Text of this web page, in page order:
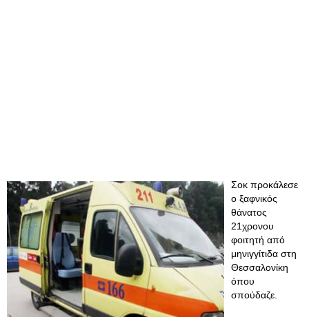
Σοκ προκάλεσε
ο ξαφνικός
θάνατος
21χρονου
φοιτητή από
μηνιγγίτιδα στη
Θεσσαλονίκη
όπου
σπούδαζε.